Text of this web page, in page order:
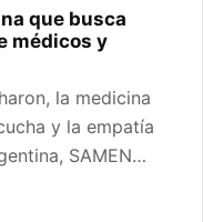
que busca
médicos y
la medicina
y la empatía
SAMEN…